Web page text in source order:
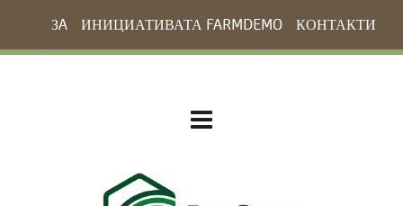
ЗA ИНИЦИАТИВАТА FARMDEMO КОНТАКТИ